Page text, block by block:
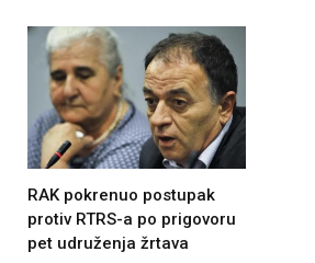
RAK pokrenuo postupak
protiv RTRS-a po prigovoru
pet udruženja žrtava